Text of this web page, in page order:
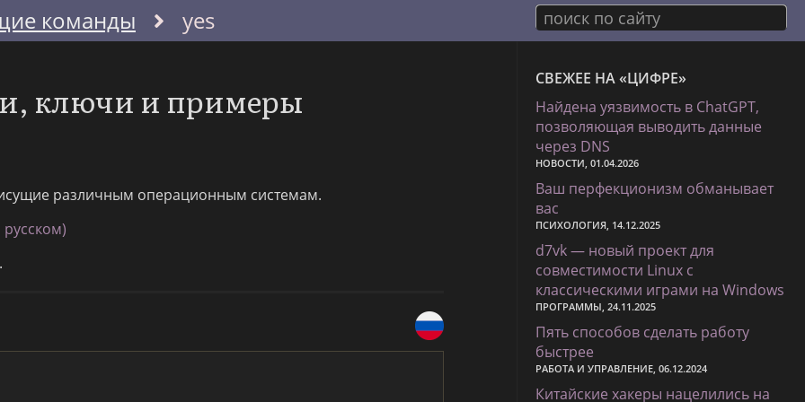
команды yes поиск по сайту
ключи и примеры
различным операционным системам.
СВЕЖЕЕ НА «ЦИФРЕ»
Найдена уязвимость в ChatGPT,
позволяющая выводить данные
через DNS
НОВОСТИ, 01.04.2026
Ваш перфекционизм обманывает
вас
ПСИХОЛОГИЯ, 14.12.2025
d7vk — новый проект для
совместимости Linux с
классическими играми на Windows
ПРОГРАММЫ, 24.11.2025
Пять способов сделать работу
быстрее
РАБОТА И УПРАВЛЕНИЕ, 06.12.2024
Китайские хакеры нацелились на